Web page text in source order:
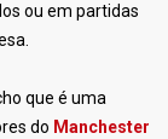
ou em partidas
que é uma
do Manchester